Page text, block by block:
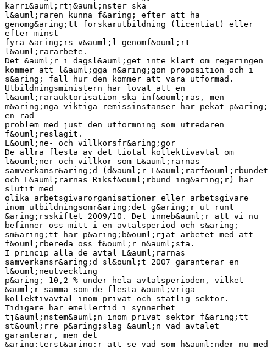
karri&auml;rtj&auml;nster ska
l&auml;raren kunna f&aring; efter att ha
genomg&aring;tt forskarutbildning (licentiat) eller
efter minst
fyra &aring;rs v&auml;l genomf&ouml;rt
l&auml;rararbete.
Det &auml;r i dagsl&auml;get inte klart om regeringen
kommer att l&auml;gga n&aring;gon proposition och i
s&aring; fall hur den kommer att vara utformad.
Utbildningsministern har lovat att en
l&auml;rarauktorisation ska inf&ouml;ras, men
m&aring;nga viktiga remissinstanser har pekat p&aring;
en rad
problem med just den utformning som utredaren
f&ouml;reslagit.
L&ouml;ne- och villkorsfr&aring;gor
De allra flesta av det tiotal kollektivavtal om
l&ouml;ner och villkor som L&auml;rarnas
samverkansr&aring;d (d&auml;r L&auml;rarf&ouml;rbundet
och L&auml;rarnas Riksf&ouml;rbund ing&aring;r) har
slutit med
olika arbetsgivarorganisationer eller arbetsgivare
inom utbildningsomr&aring;det g&aring;r ut runt
&aring;rsskiftet 2009/10. Det inneb&auml;r att vi nu
befinner oss mitt i en avtalsperiod och s&aring;
sm&aring;tt har p&aring;b&ouml;rjat arbetet med att
f&ouml;rbereda oss f&ouml;r n&auml;sta.
I princip alla de avtal L&auml;rarnas
samverkansr&aring;d sl&ouml;t 2007 garanterar en
l&ouml;neutveckling
p&aring; 10,2 % under hela avtalsperioden, vilket
&auml;r samma som de flesta &ouml;vriga
kollektivavtal inom privat och statlig sektor.
Tidigare har emellertid i synnerhet
tj&auml;nstem&auml;n inom privat sektor f&aring;tt
st&ouml;rre p&aring;slag &auml;n vad avtalet
garanterar, men det
&aring;terst&aring;r att se vad som h&auml;nder nu med